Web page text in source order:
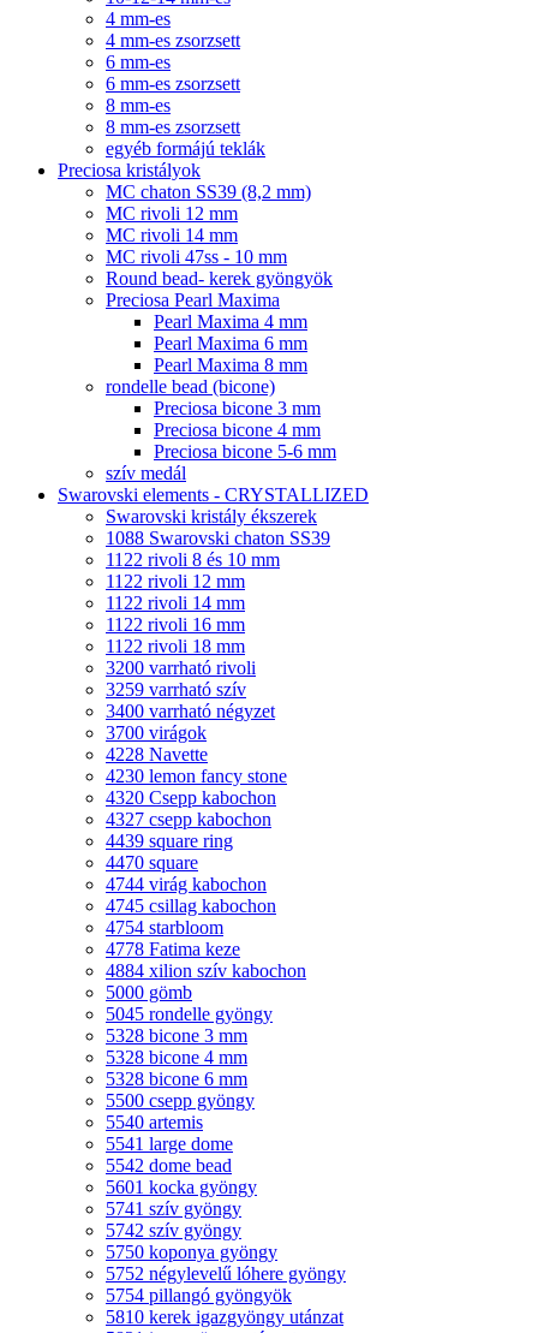
4 mm-es
4 mm-es zsorzsett
6 mm-es
6 mm-es zsorzsett
8 mm-es
8 mm-es zsorzsett
egyéb formájú teklák
Preciosa kristályok
MC chaton SS39 (8,2 mm)
MC rivoli 12 mm
MC rivoli 14 mm
MC rivoli 47ss - 10 mm
Round bead- kerek gyöngyök
Preciosa Pearl Maxima
Pearl Maxima 4 mm
Pearl Maxima 6 mm
Pearl Maxima 8 mm
rondelle bead (bicone)
Preciosa bicone 3 mm
Preciosa bicone 4 mm
Preciosa bicone 5-6 mm
szív medál
Swarovski elements - CRYSTALLIZED
Swarovski kristály ékszerek
1088 Swarovski chaton SS39
1122 rivoli 8 és 10 mm
1122 rivoli 12 mm
1122 rivoli 14 mm
1122 rivoli 16 mm
1122 rivoli 18 mm
3200 varrható rivoli
3259 varrható szív
3400 varrható négyzet
3700 virágok
4228 Navette
4230 lemon fancy stone
4320 Csepp kabochon
4327 csepp kabochon
4439 square ring
4470 square
4744 virág kabochon
4745 csillag kabochon
4754 starbloom
4778 Fatima keze
4884 xilion szív kabochon
5000 gömb
5045 rondelle gyöngy
5328 bicone 3 mm
5328 bicone 4 mm
5328 bicone 6 mm
5500 csepp gyöngy
5540 artemis
5541 large dome
5542 dome bead
5601 kocka gyöngy
5741 szív gyöngy
5742 szív gyöngy
5750 koponya gyöngy
5752 négylevelű lóhere gyöngy
5754 pillangó gyöngyök
5810 kerek igazgyöngy utánzat